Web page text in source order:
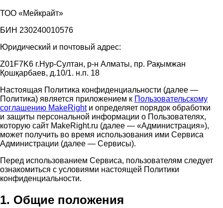
ТОО «Мейкрайт»
БИН 230240010576
Юридический и почтовый адрес:
Z01F7K6 г.Нур-Султан, р-н Алматы, пр. Рақымжан
Қошқарбаев, д.10/1. н.п. 18
Настоящая Политика конфиденциальности (далее —
Политика) является приложением к Пользовательскому
соглашению MakeRightи определяет порядок обработки
и защиты персональной информации о Пользователях,
которую сайт MakeRight.ru (далее — «Администрация»),
может получить во время использования ими Cервиса
Администрации (далее — Сервисы).
Перед использованием Сервиса, пользователям следует
ознакомиться с условиями настоящей Политики
конфиденциальности.
1. Общие положения